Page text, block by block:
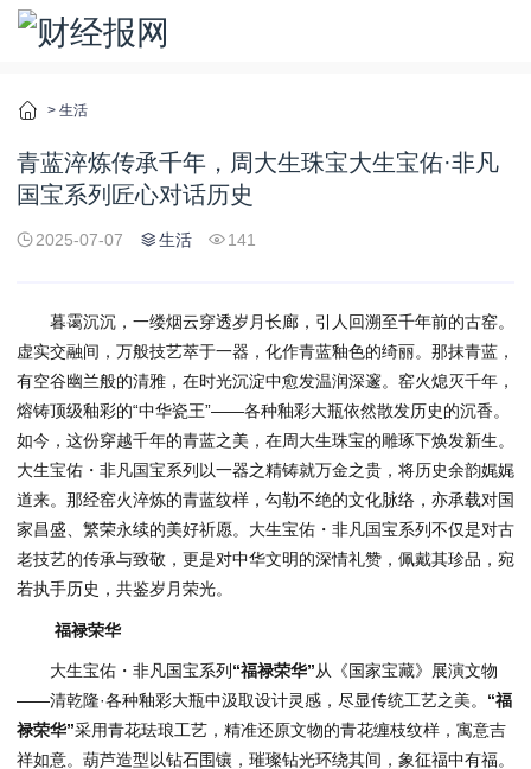
> 生活
青蓝淬炼传承千年，周大生珠宝大生宝佑·非凡
国宝系列匠心对话历史
2025-07-07 生活 141
暮霭沉沉，一缕烟云穿透岁月长廊，引人回溯至千年前的古窑。
虚实交融间，万般技艺萃于一器，化作青蓝釉色的绮丽。那抹青蓝，
有空谷幽兰般的清雅，在时光沉淀中愈发温润深邃。窑火熄灭千年，
熔铸顶级釉彩的“中华瓷王”——各种釉彩大瓶依然散发历史的沉香。
如今，这份穿越千年的青蓝之美，在周大生珠宝的雕琢下焕发新生。
大生宝佑・非凡国宝系列以一器之精铸就万金之贵，将历史余韵娓娓
道来。那经窑火淬炼的青蓝纹样，勾勒不绝的文化脉络，亦承载对国
家昌盛、繁荣永续的美好祈愿。大生宝佑・非凡国宝系列不仅是对古
老技艺的传承与致敬，更是对中华文明的深情礼赞，佩戴其珍品，宛
若执手历史，共鉴岁月荣光。
福禄荣华
大生宝佑・非凡国宝系列 “福禄荣华”从《国家宝藏》展演文物
——清乾隆·各种釉彩大瓶中汲取设计灵感，尽显传统工艺之美。 “福
禄荣华”采用青花珐琅工艺，精准还原文物的青花缠枝纹样，寓意吉
祥如意。葫芦造型以钻石围镶，璀璨钻光环绕其间，象征福中有福。